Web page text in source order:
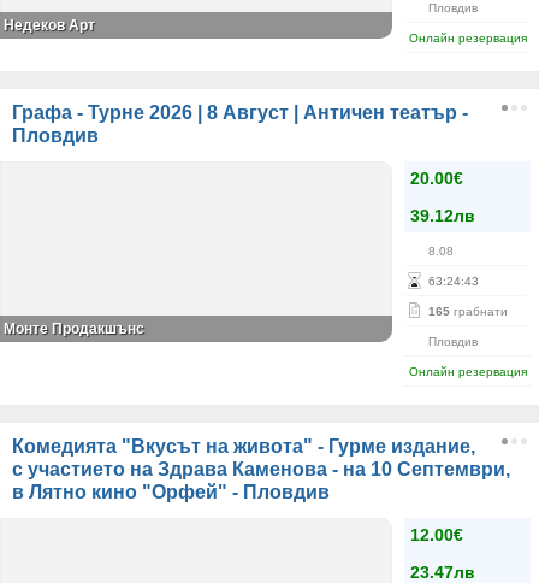
Пловдив
Онлайн резервация
Недеков Арт
Графа - Турне 2026 | 8 Август | Античен театър -
Пловдив
20.00€
39.12лв
8.08
63:24:43
165 грабнати
Пловдив
Онлайн резервация
Монте Продакшънс
Комедията "Вкусът на живота" - Гурме издание,
с участието на Здрава Каменова - на 10 Септември,
в Лятно кино "Орфей" - Пловдив
12.00€
23.47лв